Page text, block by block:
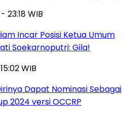
23:18 WIB
Incar Posisi Ketua Umum
Soekarnoputri: Gila!
WIB
Dapat Nominasi Sebagai
2024 versi OCCRP